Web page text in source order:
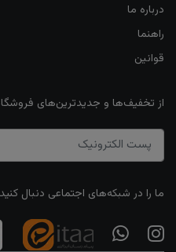
درباره ما
راهنما
قوانین
از تخفیف‌ها و جدیدترین‌های
ما را در شبکه‌های اجتماعی دنبال